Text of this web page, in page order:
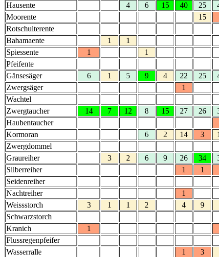
Hausente
4 6 15 40 25
Moorente
15
Rotschulterente
Bahamaente
1
1
Spiessente
1
1
Pfeifente
Gänsesäger
6 1 5 9 4 22 25
Zwergsäger
1
Wachtel
Zwergtaucher
14 7 12 8 15 27 26
Haubentaucher
Kormoran
6 2 14 3
Zwergdommel
Graureiher
3 2 6 9 26 34
Silberreiher
1
1
Seidenreiher
Nachtreiher
1
Weissstorch
3 1 1 2 4
9
Schwarzstorch
Kranich
1
Flussregenpfeifer
Wasserralle
1
3